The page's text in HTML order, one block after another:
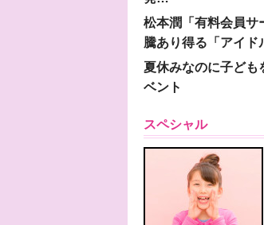
松本潤「有料会員
騰あり得る「アイド
夏休みなのに子ど
ベント
スペシャル